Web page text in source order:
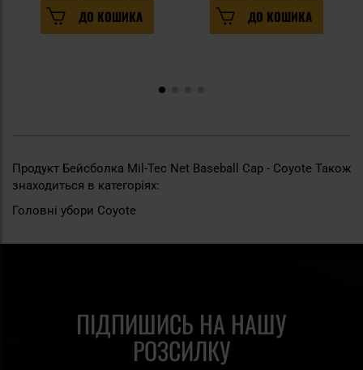
ДО КОШИКА ДО КОШИКА
Продукт Бейсболка Mil-Tec Net Baseball Cap - Coyote Також
знаходиться в категоріях:
Головні убори Coyote
ПІДПИШИСЬ НА НАШУ
РОЗСИЛКУ